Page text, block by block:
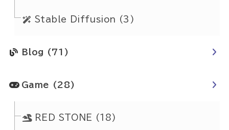
Stable Diffusion (3)
Blog (71)
Game (28)
RED STONE (18)